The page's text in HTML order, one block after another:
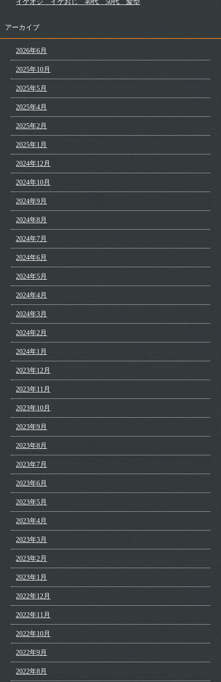
イケオジ イケおじ 40代 50代 髪型
アーカイブ
2026年6月
2025年10月
2025年5月
2025年4月
2025年2月
2025年1月
2024年12月
2024年10月
2024年9月
2024年8月
2024年7月
2024年6月
2024年5月
2024年4月
2024年3月
2024年2月
2024年1月
2023年12月
2023年11月
2023年10月
2023年9月
2023年8月
2023年7月
2023年6月
2023年5月
2023年4月
2023年3月
2023年2月
2023年1月
2022年12月
2022年11月
2022年10月
2022年9月
2022年8月